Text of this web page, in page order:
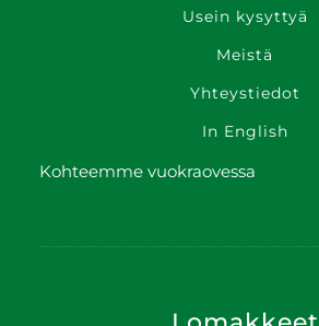
Usein kysyttyä
Meistä
Yhteys­tiedot
In English
Kohteemme vuokraovessa